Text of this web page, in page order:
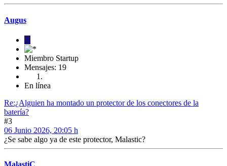
Augus
A
Miembro Startup
Mensajes: 19
En línea
Re:¿Alguien ha montado un protector de los conectores de la
batería?
#3
06 Junio 2026, 20:05 h
¿Se sabe algo ya de este protector, Malastic?